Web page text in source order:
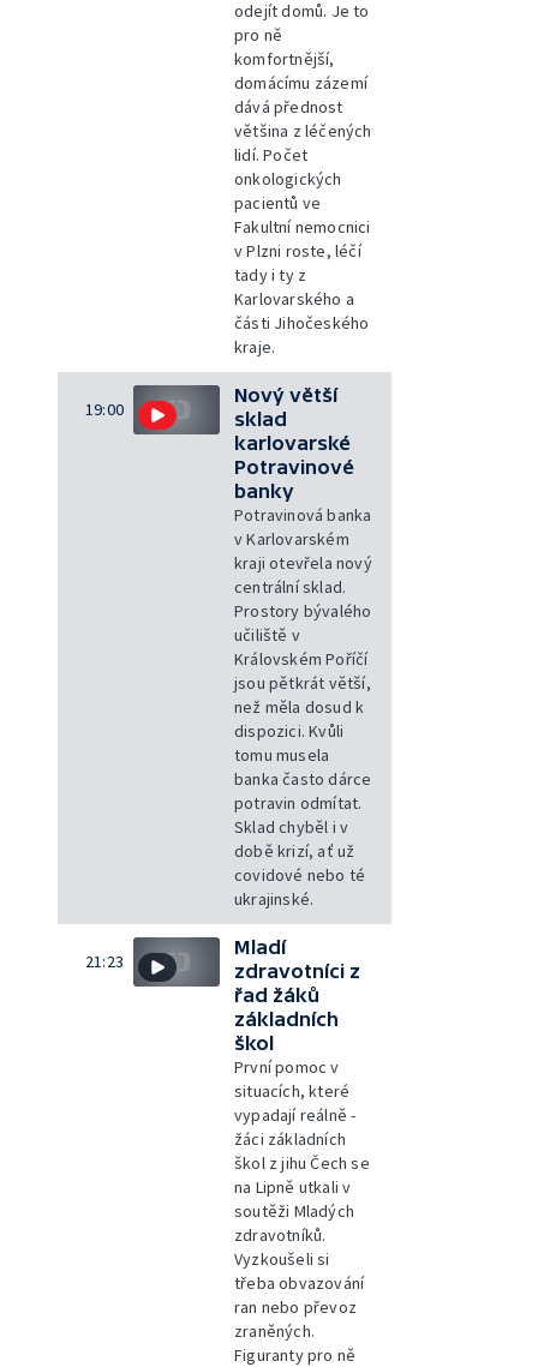
odejít domů. Je to
pro ně
komfortnější,
domácímu zázemí
dává přednost
většina z léčených
lidí. Počet
onkologických
pacientů ve
Fakultní nemocnici
v Plzni roste, léčí
tady i ty z
Karlovarského a
části Jihočeského
kraje.
19:00
Nový větší
sklad
karlovarské
Potravinové
banky
Potravinová banka
v Karlovarském
kraji otevřela nový
centrální sklad.
Prostory bývalého
učiliště v
Královském Poříčí
jsou pětkrát větší,
než měla dosud k
dispozici. Kvůli
tomu musela
banka často dárce
potravin odmítat.
Sklad chyběl i v
době krizí, ať už
covidové nebo té
ukrajinské.
21:23
Mladí
zdravotníci z
řad žáků
základních
škol
První pomoc v
situacích, které
vypadají reálně -
žáci základních
škol z jihu Čech se
na Lipně utkali v
soutěži Mladých
zdravotníků.
Vyzkoušeli si
třeba obvazování
ran nebo převoz
zraněných.
Figuranty pro ně